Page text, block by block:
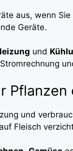
aus, wenn
Geräte.
und
Pflanzen
und
Fleisch